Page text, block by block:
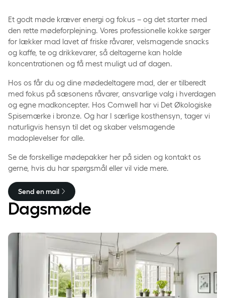
Et godt møde kræver energi og fokus – og det starter med
den rette mødeforplejning. Vores professionelle kokke sørger
for lækker mad lavet af friske råvarer, velsmagende snacks
og kaffe, te og drikkevarer, så deltagerne kan holde
koncentrationen og få mest muligt ud af dagen.
Hos os får du og dine mødedeltagere mad, der er tilberedt
med fokus på sæsonens råvarer, ansvarlige valg i hverdagen
og egne madkoncepter. Hos Comwell har vi Det Økologiske
Spisemærke i bronze. Og har I særlige kosthensyn, tager vi
naturligvis hensyn til det og skaber velsmagende
madoplevelser for alle.
Se de forskellige mødepakker her på siden og kontakt os
gerne, hvis du har spørgsmål eller vil vide mere.
Send en mail
Dagsmøde